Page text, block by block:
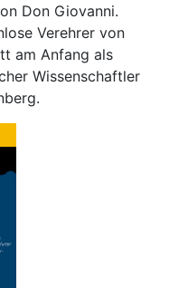
Don Giovanni.
Verehrer von
am Anfang als
Wissenschaftler